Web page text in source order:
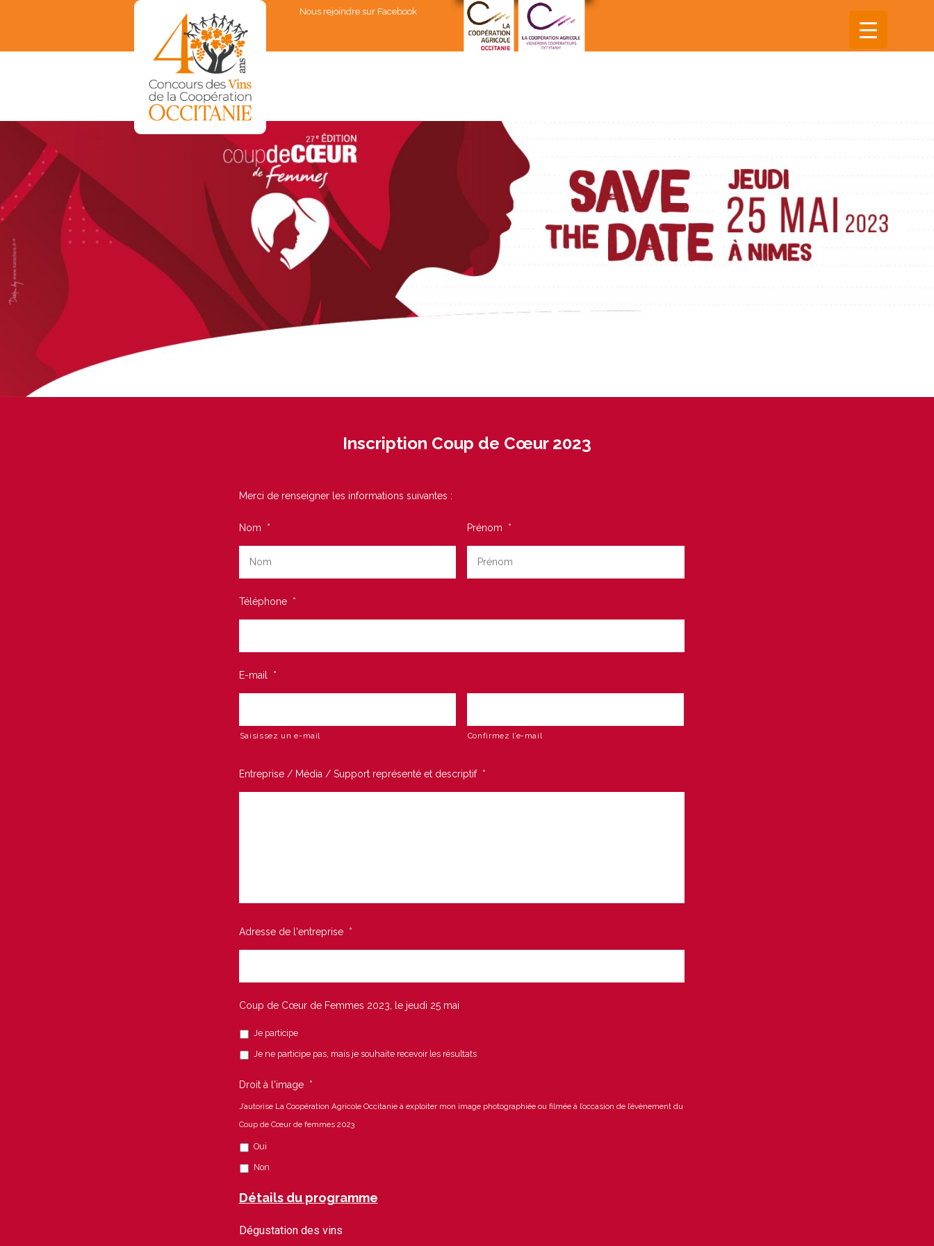
Nous rejoindre sur Facebook
Inscription Coup de Cœur 2023
Merci de renseigner les informations suivantes :
Nom * Prénom *
Téléphone *
E-mail *
Saisissez un e-mail Confirmez l’e-mail
Entreprise / Média / Support représenté et descriptif *
Adresse de l'entreprise *
Coup de Cœur de Femmes 2023, le jeudi 25 mai
Je participe
Je ne participe pas, mais je souhaite recevoir les résultats
Droit à l'image *
J’autorise La Coopération Agricole Occitanie à exploiter mon image photographiée ou filmée à l’occasion de l’évènement du
Coup de Cœur de femmes 2023
Oui
Non
Détails du programme
Dégustation des vins